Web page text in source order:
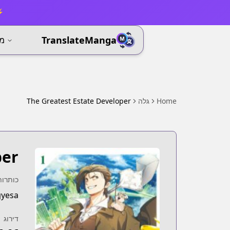
TranslateManga
Home גלה The Greatest Estate Developer
דירוג